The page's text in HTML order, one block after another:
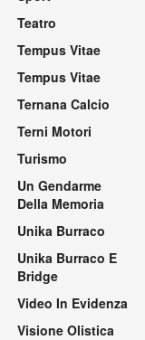
Teatro
Tempus Vitae
Tempus Vitae
Ternana Calcio
Terni Motori
Turismo
Un Gendarme
Della Memoria
Unika Burraco
Unika Burraco E
Bridge
Video In Evidenza
Visione Olistica